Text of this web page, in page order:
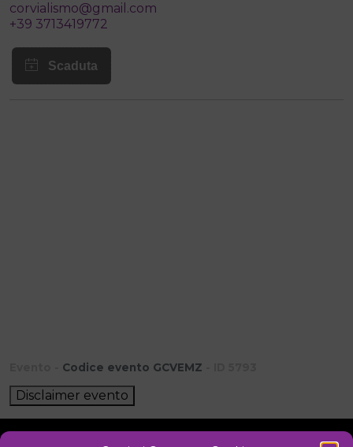
corvialismo@gmail.com
+39 3713419772
Codice evento GCVEMZ
Disclaimer evento